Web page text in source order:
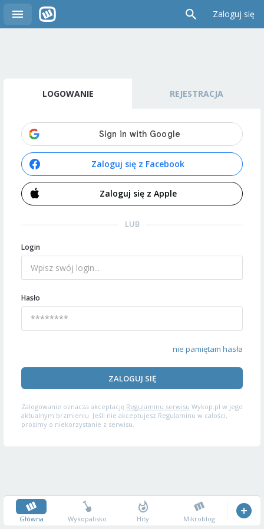
Zaloguj się
LOGOWANIE REJESTRACJA
Zaloguj się z Facebook
Zaloguj się z Apple
LUB
Login
Hasło
nie pamiętam hasła
ZALOGUJ SIĘ
Zalogowanie oznacza akceptację Regulaminu serwisu Wykop.pl w jego
aktualnym brzmieniu. Jeśli nie akceptujesz Regulaminu w całości,
prosimy o niekorzystanie z serwisu.
Główna Wykopalisko Hity Mikroblog